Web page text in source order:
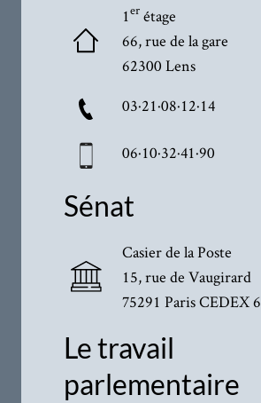
1erétage
66, rue de la gare
62300 Lens
03·21·08·12·14
06·10·32·41·90
Sénat
Casier de la Poste
15, rue de Vaugirard
75291 Paris CEDEX 6
Le travail
parlementaire